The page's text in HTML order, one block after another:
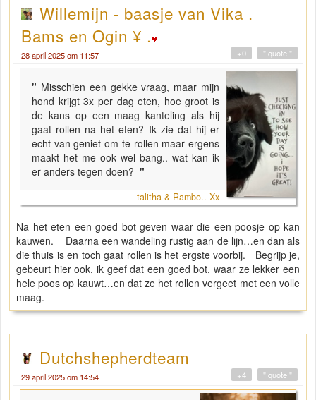
Willemijn - baasje van Vika .
Bams en Ogin ¥ .
28 april 2025 om 11:57 " quote "
+0
" Misschien een gekke vraag, maar mijn
hond krijgt 3x per dag eten, hoe groot is
de kans op een maag kanteling als hij
gaat rollen na het eten? Ik zie dat hij er
echt van geniet om te rollen maar ergens
maakt het me ook wel bang.. wat kan ik
er anders tegen doen? "
talitha & Rambo.. Xx
Na het eten een goed bot geven waar die een poosje op kan
kauwen. Daarna een wandeling rustig aan de lijn…en dan als
die thuis is en toch gaat rollen is het ergste voorbij. Begrijp je,
gebeurt hier ook, ik geef dat een goed bot, waar ze lekker een
hele poos op kauwt…en dat ze het rollen vergeet met een volle
maag.
Dutchshepherdteam
29 april 2025 om 14:54 " quote "
+4